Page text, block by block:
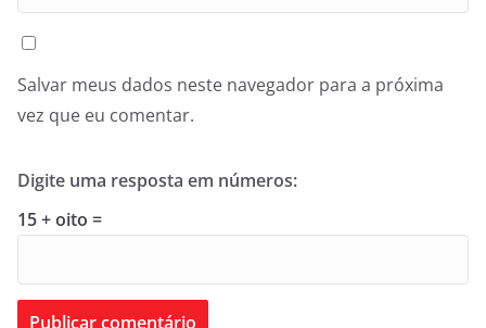
Salvar meus dados neste navegador para a próxima
vez que eu comentar.
Digite uma resposta em números:
15 + oito =